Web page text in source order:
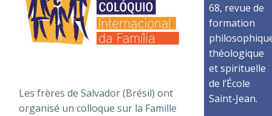
Les frères de Salvador (Brésil) ont
organisé un colloque sur la Famille
68, revue de
formation
théologique
et spirituelle
de l’École
Saint-Jean.